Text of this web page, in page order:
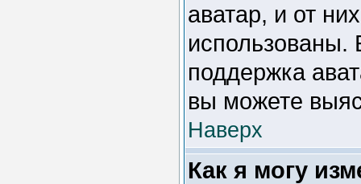
аватар, и от
поддержка
вы можете
Наверх
Как я могу